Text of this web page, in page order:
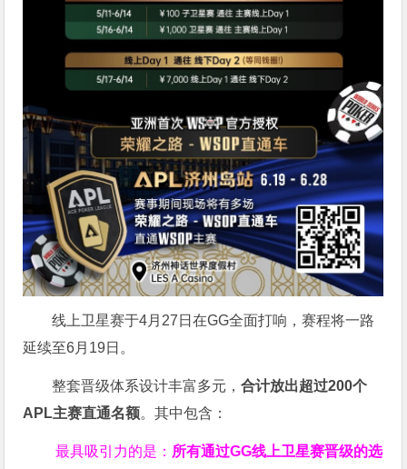
线上卫星赛于4月27日在GG全面打响，赛程将一路
延续至6月19日。
整套晋级体系设计丰富多元，合计放出超过200个
APL主赛直通名额。其中包含：
最具吸引力的是： 所有通过GG线上卫星赛晋级的选